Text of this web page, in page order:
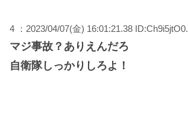
4 ：2023/04/07(金) 16:01:21.38
マジ事故？ありえんだろ
自衛隊しっかりしろよ！